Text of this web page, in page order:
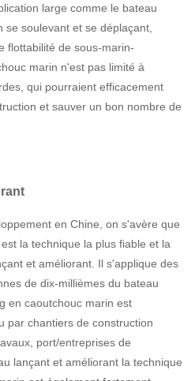
large comme le bateau
soulevant et se déplaçant,
flottabilité de sous-marin-
marin n'est pas limité à
qui pourraient efficacement
et sauver un bon nombre de
en Chine, on s'avère que
la technique la plus fiable et la
et améliorant. Il s'applique des
de dix-millièmes du bateau
en caoutchouc marin est
par chantiers de construction
port/entreprises de
lançant et améliorant la technique